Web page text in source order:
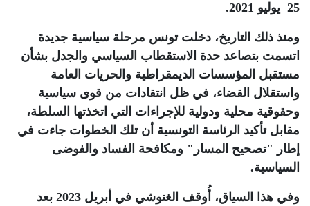
25 يوليو 2021
.
ومنذ ذلك التاريخ، دخلت تونس مرحلة سياسية جديدة
اتسمت بتصاعد حدة الاستقطاب السياسي والجدل بشأن
مستقبل المؤسسات الديمقراطية والحريات العامة
واستقلال القضاء، في ظل انتقادات من قوى سياسية
وحقوقية محلية ودولية للإجراءات التي اتخذتها السلطة،
مقابل تأكيد الرئاسة التونسية أن تلك الخطوات جاءت في
إطار "تصحيح المسار" ومكافحة الفساد والفوضى
السياسية.
وفي هذا السياق، أُوقف الغنوشي في أبريل 2023 بعد